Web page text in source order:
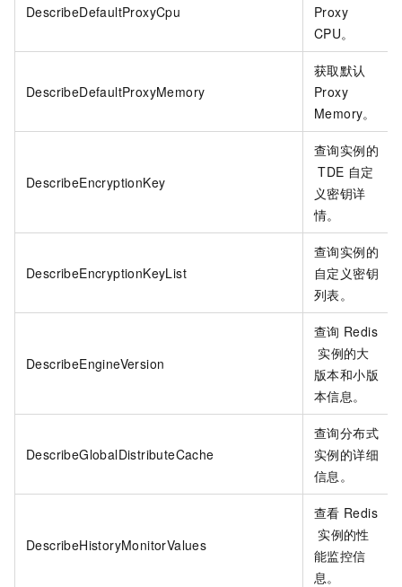
DescribeDefaultProxyCpu
Proxy
CPU。
DescribeDefaultProxyMemory
获取默认
Proxy
Memory。
DescribeEncryptionKey
查询实例的
TDE 自定
义密钥详
情。
DescribeEncryptionKeyList
查询实例的
自定义密钥
列表。
DescribeEngineVersion
查询 Redis
实例的大
版本和小版
本信息。
DescribeGlobalDistributeCache
查询分布式
实例的详细
信息。
DescribeHistoryMonitorValues
查看 Redis
实例的性
能监控信
息。